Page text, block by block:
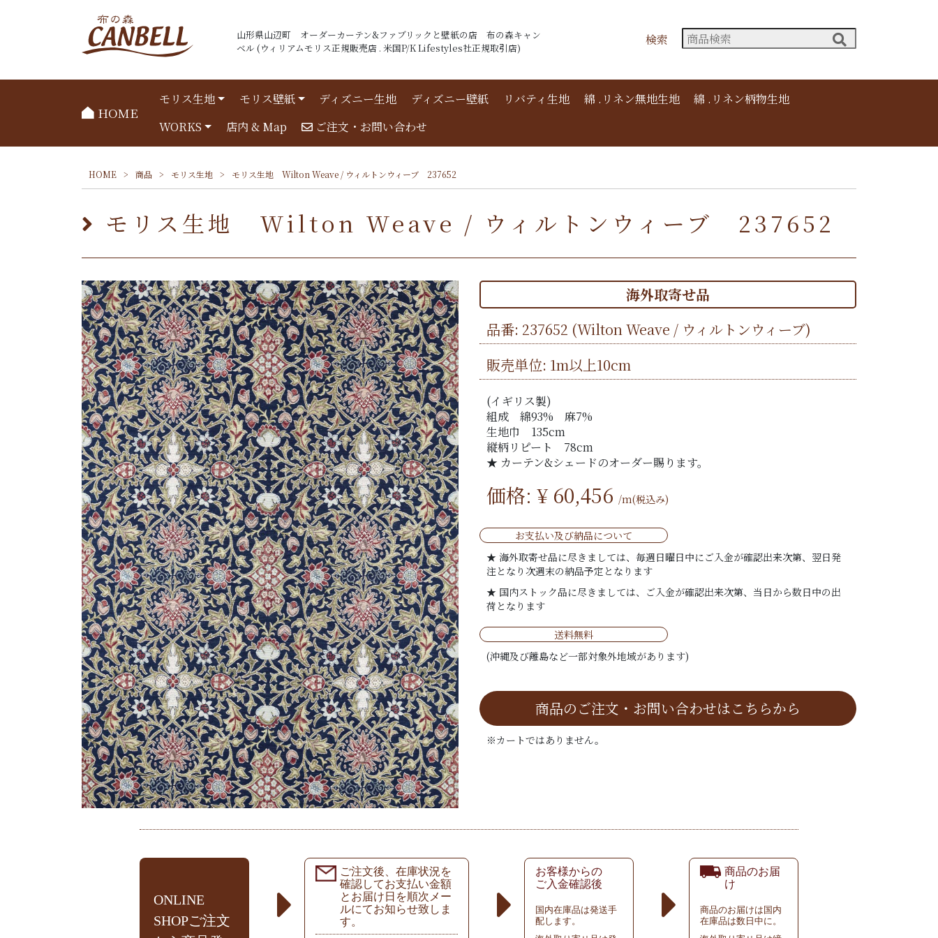
山形県山辺町 オーダーカーテン&ファブリックと壁紙の店 布の森キャン
ベル (ウィリアムモリス正規販売店 . 米国P/K Lifestyles社正規取引店)
検索
HOME
モリス生地 モリス壁紙 ディズニー生地 ディズニー壁紙 リバティ生地 綿 .リネン無地生地
綿 .リネン柄物生地
WORKS
店内 & Map ご注文・お問い合わせ
HOME > 商品 > モリス生地 > モリス生地 Wilton Weave / ウィルトンウィーブ 237652
モリス生地 Wilton Weave / ウィルトンウィーブ 237652
海外取寄せ品
品番: 237652 (Wilton Weave / ウィルトンウィーブ)
販売単位: 1m以上10cm
(イギリス製)
組成 綿93% 麻7%
生地巾 135cm
縦柄リピート 78cm
★ カーテン&シェードのオーダー賜ります。
価格: ¥ 60,456 /m(税込み)
お支払い及び納品について
★ 海外取寄せ品に尽きましては、毎週日曜日中にご入金が確認出来次第、翌日発
注となり次週末の納品予定となります
★ 国内ストック品に尽きましては、ご入金が確認出来次第、当日から数日中の出
荷となります
送料無料
(沖縄及び離島など一部対象外地域があります)
商品のご注文・お問い合わせはこちらから
※カートではありません。
ONLINE
SHOPご注文
ご注文後、在庫状況を
確認してお支払い金額
とお届け日を順次メー
ルにてお知らせ致しま
す。
お客様からの
ご入金確認後
国内在庫品は発送手
配します。
商品のお届
け
商品のお届けは国内
在庫品は数日中に。